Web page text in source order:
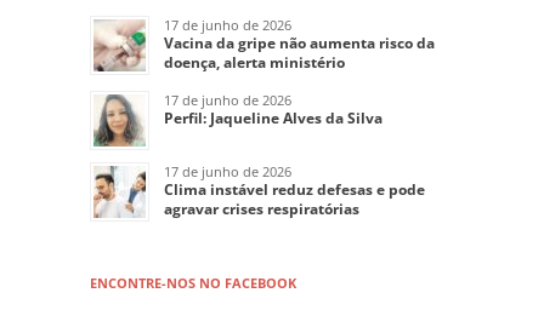
17 de junho de 2026
Vacina da gripe não aumenta risco da
doença, alerta ministério
17 de junho de 2026
Perfil: Jaqueline Alves da Silva
17 de junho de 2026
Clima instável reduz defesas e pode
agravar crises respiratórias
ENCONTRE-NOS NO FACEBOOK